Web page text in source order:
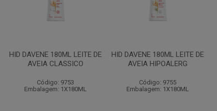
HID DAVENE 180ML LEITE DE
AVEIA CLASSICO
Código: 9753
Embalagem: 1X180ML
HID DAVENE 180ML LEITE DE
AVEIA HIPOALERG
Código: 9755
Embalagem: 1X180ML